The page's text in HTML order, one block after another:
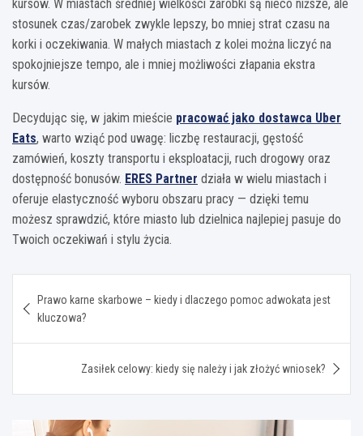
kursów. W miastach średniej wielkości zarobki są nieco niższe, ale
stosunek czas/zarobek zwykle lepszy, bo mniej strat czasu na
korki i oczekiwania. W małych miastach z kolei można liczyć na
spokojniejsze tempo, ale i mniej możliwości złapania ekstra
kursów.
Decydując się, w jakim mieście pracować jako dostawca Uber
Eats, warto wziąć pod uwagę: liczbę restauracji, gęstość
zamówień, koszty transportu i eksploatacji, ruch drogowy oraz
dostępność bonusów. ERES Partner działa w wielu miastach i
oferuje elastyczność wyboru obszaru pracy — dzięki temu
możesz sprawdzić, które miasto lub dzielnica najlepiej pasuje do
Twoich oczekiwań i stylu życia.
wpisu
Prawo karne skarbowe – kiedy i dlaczego pomoc adwokata jest
kluczowa?
Zasiłek celowy: kiedy się należy i jak złożyć wniosek?